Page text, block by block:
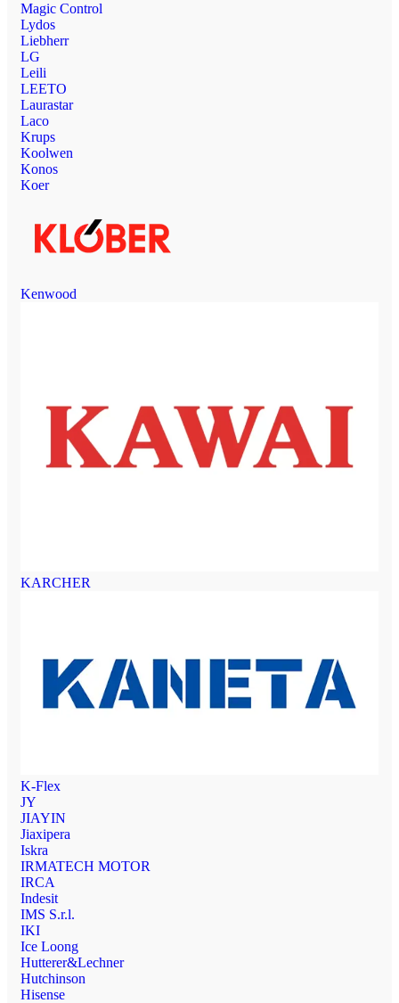
Magic Control
Lydos
Liebherr
LG
Leili
LEETO
Laurastar
Laco
Krups
Koolwen
Konos
Koer
Kenwood
KARCHER
K-Flex
JY
JIAYIN
Jiaxipera
Iskra
IRMATECH MOTOR
IRCA
Indesit
IMS S.r.l.
IKI
Ice Loong
Hutterer&Lechner
Hutchinson
Hisense